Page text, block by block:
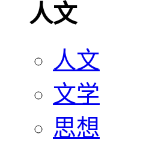
人文
人文
文学
思想